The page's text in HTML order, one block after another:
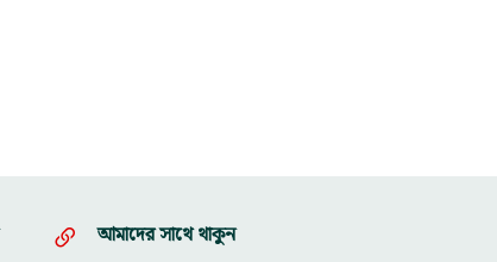
আমাদের সাথে থাকুন